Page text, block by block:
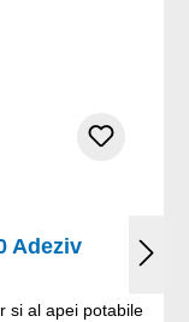
Adeziv
si al apei potabile